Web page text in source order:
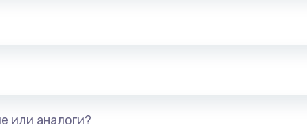
или аналоги?